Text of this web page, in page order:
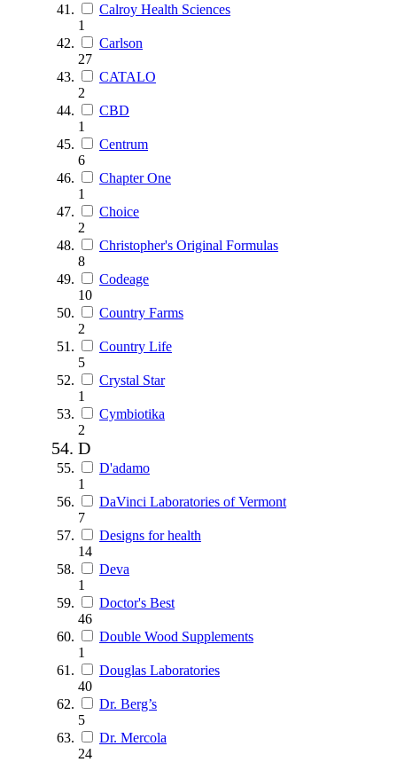
Calroy Health Sciences
1
Carlson
27
CATALO
2
CBD
1
Centrum
6
Chapter One
1
Choice
2
Christopher's Original Formulas
8
Codeage
10
Country Farms
2
Country Life
5
Crystal Star
1
Cymbiotika
2
D
D'adamo
1
DaVinci Laboratories of Vermont
7
Designs for health
14
Deva
1
Doctor's Best
46
Double Wood Supplements
1
Douglas Laboratories
40
Dr. Berg’s
5
Dr. Mercola
24